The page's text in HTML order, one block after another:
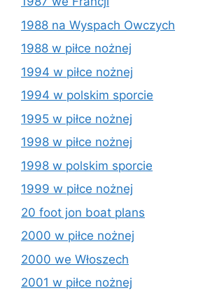
1988 na Wyspach Owczych
1988 w piłce nożnej
1994 w piłce nożnej
1994 w polskim sporcie
1995 w piłce nożnej
1998 w piłce nożnej
1998 w polskim sporcie
1999 w piłce nożnej
20 foot jon boat plans
2000 w piłce nożnej
2000 we Włoszech
2001 w piłce nożnej